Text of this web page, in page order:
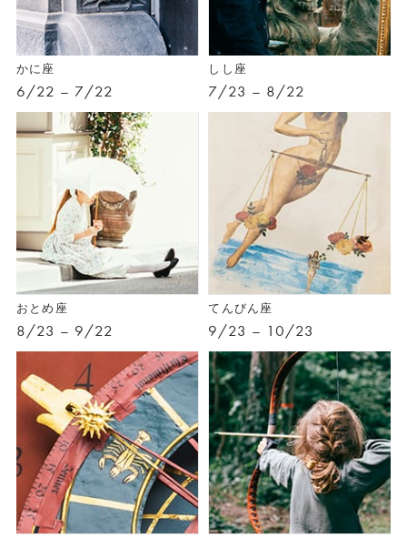
かに座
6/22 – 7/22
しし座
7/23 – 8/22
おとめ座
8/23 – 9/22
てんびん座
9/23 – 10/23